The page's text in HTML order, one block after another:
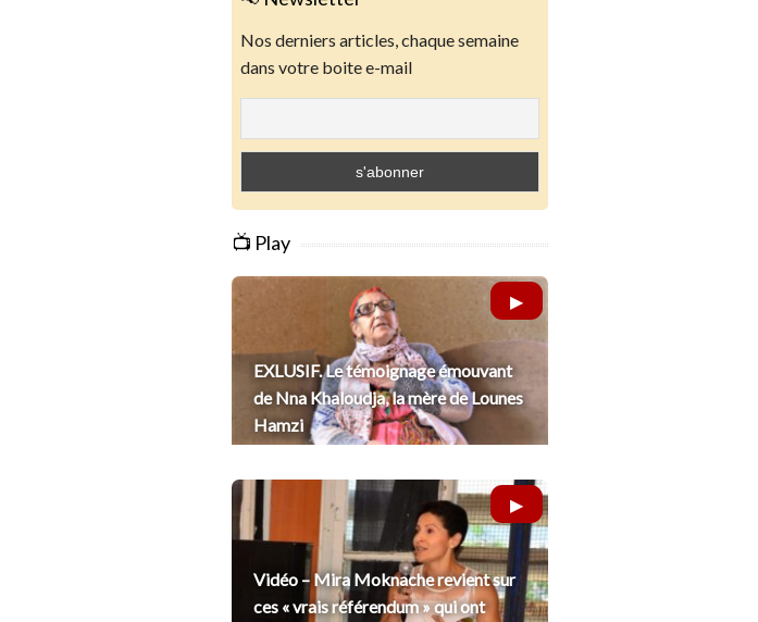
Nos derniers articles, chaque semaine
dans votre boite e-mail
📺 Play
EXLUSIF. Le témoignage émouvant
de Nna Khaloudja, la mère de Lounes
Hamzi
Vidéo – Mira Moknache revient sur
ces « vrais référendum » qui ont